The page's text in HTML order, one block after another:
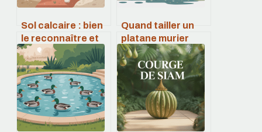
Sol calcaire : bien
le reconnaître et
l’améliorer pour
mieux jardiner
Quand tailler un
platane murier
pour le garder sain
et esthétique